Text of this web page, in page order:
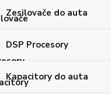
Zesilovače do auta
DSP Procesory
Kapacitory do auta